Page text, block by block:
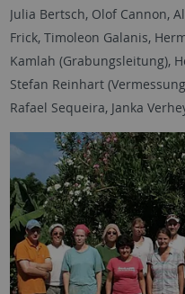
Julia Bertsch, Olof Cannon,
Frick, Timoleon Galanis,
Kamlah (Grabungsleitung),
Stefan Reinhart
Rafael Sequeira, Janka